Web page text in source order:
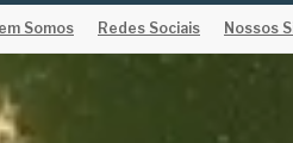
Somos Redes Sociais Nossos